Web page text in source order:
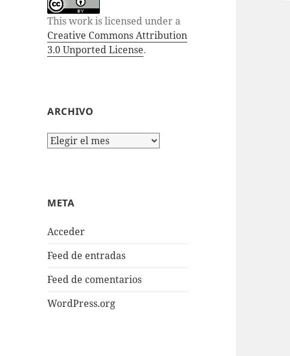
This work is licensed under a
Creative Commons Attribution
3.0 Unported License.
ARCHIVO
Archivo
META
Acceder
Feed de entradas
Feed de comentarios
WordPress.org